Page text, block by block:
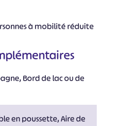
à mobilité réduite
Bord de lac ou de
en poussette, Aire de